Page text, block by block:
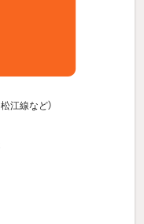
松江線など）